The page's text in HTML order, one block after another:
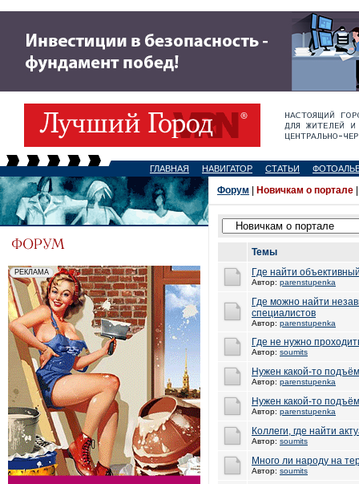
ГЛАВНАЯ НАВИГАТОР СТАТЬИ
Форум Новичкам о портале
Темы
Где найти
Автор: parenstupenka
Где можно найти
специалистов
Автор: parenstupenka
Где не нужно
Автор: soumits
Нужен какой-то
Автор: parenstupenka
Нужен какой-то
Автор: parenstupenka
Коллеги, где найти
Автор: soumits
Много ли народу на
Автор: soumits